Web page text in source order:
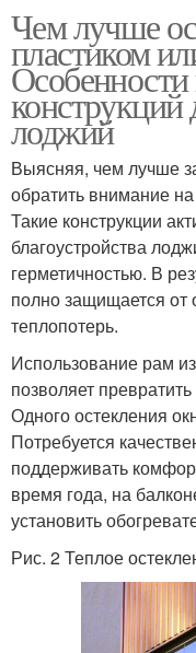
Чем лучше
пластиком
конструкций
лоджий
Выясняя, чем лучше
обратить внимание
Такие конструкции
благоустройства
герметичностью. В
полно защищается от
теплопотерь.
Использование рам
позволяет
Одного остекления
Потребуется
поддерживать
время года, на
установить
Рис. 2 Теплое